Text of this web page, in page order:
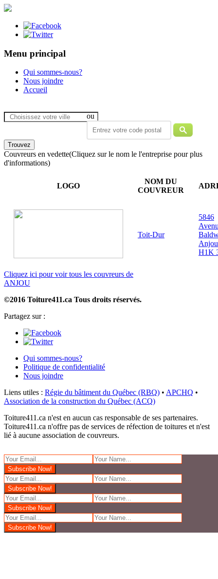
Menu principal
Qui sommes-nous?
Nous joindre
Accueil
ou
Couvreurs en vedette(Cliquez sur le nom le l'entreprise pour plus
d'informations)
LOGO
NOM DU
COUVREUR
Toit-Dur
5846
H1K
Cliquez ici pour voir tous les couvreurs de
ANJOU
©2016 Toiture411.ca Tous droits réservés.
Partagez sur :
Qui sommes-nous?
Politique de confidentialité
Nous joindre
Liens utiles : Régie du bâtiment du Québec (RBQ) • APCHQ •
Association de la construction du Québec (ACQ)
Toiture411.ca n'est en aucun cas responsable de ses partenaires.
Toiture411.ca n'offre pas de services de réfection de toitures et n'est
lié à aucune association de couvreurs.